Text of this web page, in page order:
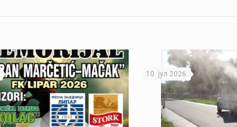
10. јул 2026.